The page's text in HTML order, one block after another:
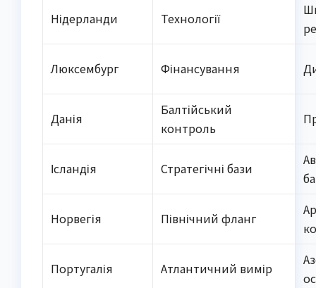
Нідерланди Технології
Люксембург Фінансування
Данія
Балтійський
контроль
Ісландія Стратегічні бази
Норвегія Північний фланг
Португалія Атлантичний вимір